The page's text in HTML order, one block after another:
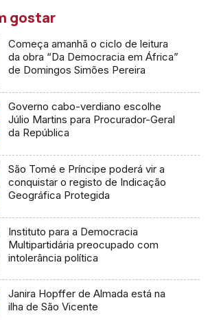
gostar
Começa amanhã o ciclo de leitura
da obra “Da Democracia em África”
de Domingos Simões Pereira
Governo cabo-verdiano escolhe
Júlio Martins para Procurador-Geral
da República
São Tomé e Príncipe poderá vir a
conquistar o registo de Indicação
Geográfica Protegida
Instituto para a Democracia
Multipartidária preocupado com
intolerância política
Janira Hopffer de Almada está na
ilha de São Vicente